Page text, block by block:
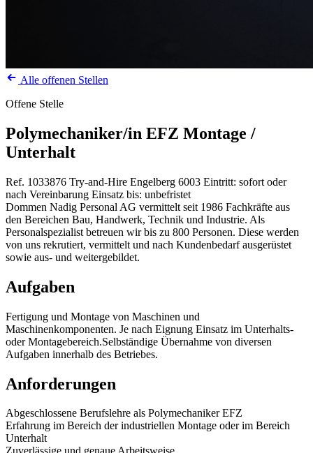
Alle offenen Stellen
Offene Stelle
Polymechaniker/in EFZ Montage /
Unterhalt
Ref. 1033876 Try-and-Hire Engelberg 6003 Eintritt: sofort oder
nach Vereinbarung Einsatz bis: unbefristet
Dommen Nadig Personal AG vermittelt seit 1986 Fachkräfte aus
den Bereichen Bau, Handwerk, Technik und Industrie. Als
Personalspezialist betreuen wir bis zu 800 Personen. Diese werden
von uns rekrutiert, vermittelt und nach Kundenbedarf ausgerüstet
sowie aus- und weitergebildet.
Aufgaben
Fertigung und Montage von Maschinen und
Maschinenkomponenten. Je nach Eignung Einsatz im Unterhalts-
oder Montagebereich.Selbständige Übernahme von diversen
Aufgaben innerhalb des Betriebes.
Anforderungen
Abgeschlossene Berufslehre als Polymechaniker EFZ
Erfahrung im Bereich der industriellen Montage oder im Bereich
Unterhalt